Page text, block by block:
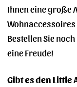
Ihnen eine große
Bestellen Sie
eine Freude!
Gibt es den